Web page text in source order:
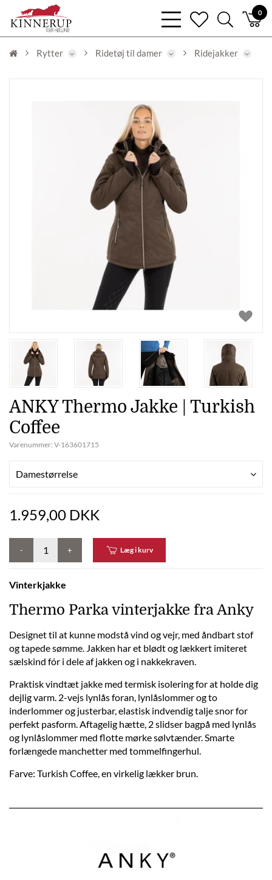
0
bars
light
heart
search
light
Rytter Ridetøj til damer Ridejakker
ANKY Thermo Jakke | Turkish
Coffee
Varenummer: V-163601715
Damestørrelse
1.959,00 DKK
- + Læg i kurv
Vinterkjakke
Thermo Parka vinterjakke fra Anky
Designet til at kunne modstå vind og vejr, med åndbart stof
og tapede sømme. Jakken har et blødt og lækkert imiteret
sælskind fór i dele af jakken og i nakkekraven.
Praktisk vindtæt jakke med termisk isolering for at holde dig
dejlig varm. 2-vejs lynlås foran, lynlåslommer og to
inderlommer og justerbar, elastisk indvendig talje snor for
perfekt pasform. Aftagelig hætte, 2 slidser bagpå med lynlås
og lynlåslommer med flotte mørke sølvtænder. Smarte
forlængede manchetter med tommelfingerhul.
Farve: Turkish Coffee, en virkelig lækker brun.